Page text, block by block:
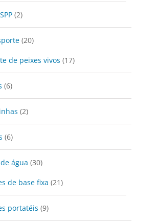
(2)
(20)
de peixes vivos (17)
(6)
(2)
(6)
água (30)
de base fixa (21)
portatéis (9)